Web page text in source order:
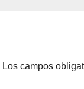
Los campos